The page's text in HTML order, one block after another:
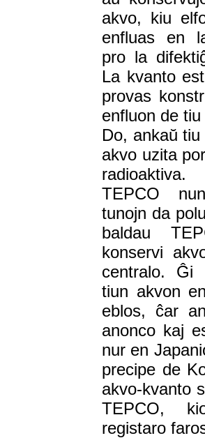
akvo, kiu
enfluas en
pro la
La kvanto
provas
enfluon de
Do, ankaŭ
akvo uzita
radioaktiva.
TEPCO
tunojn da
baldau
konservi
centralo. Ĝi
tiun akvon
eblos, ĉar
anonco kaj
nur en
precipe de
akvo-kvanto
TEPCO,
registaro